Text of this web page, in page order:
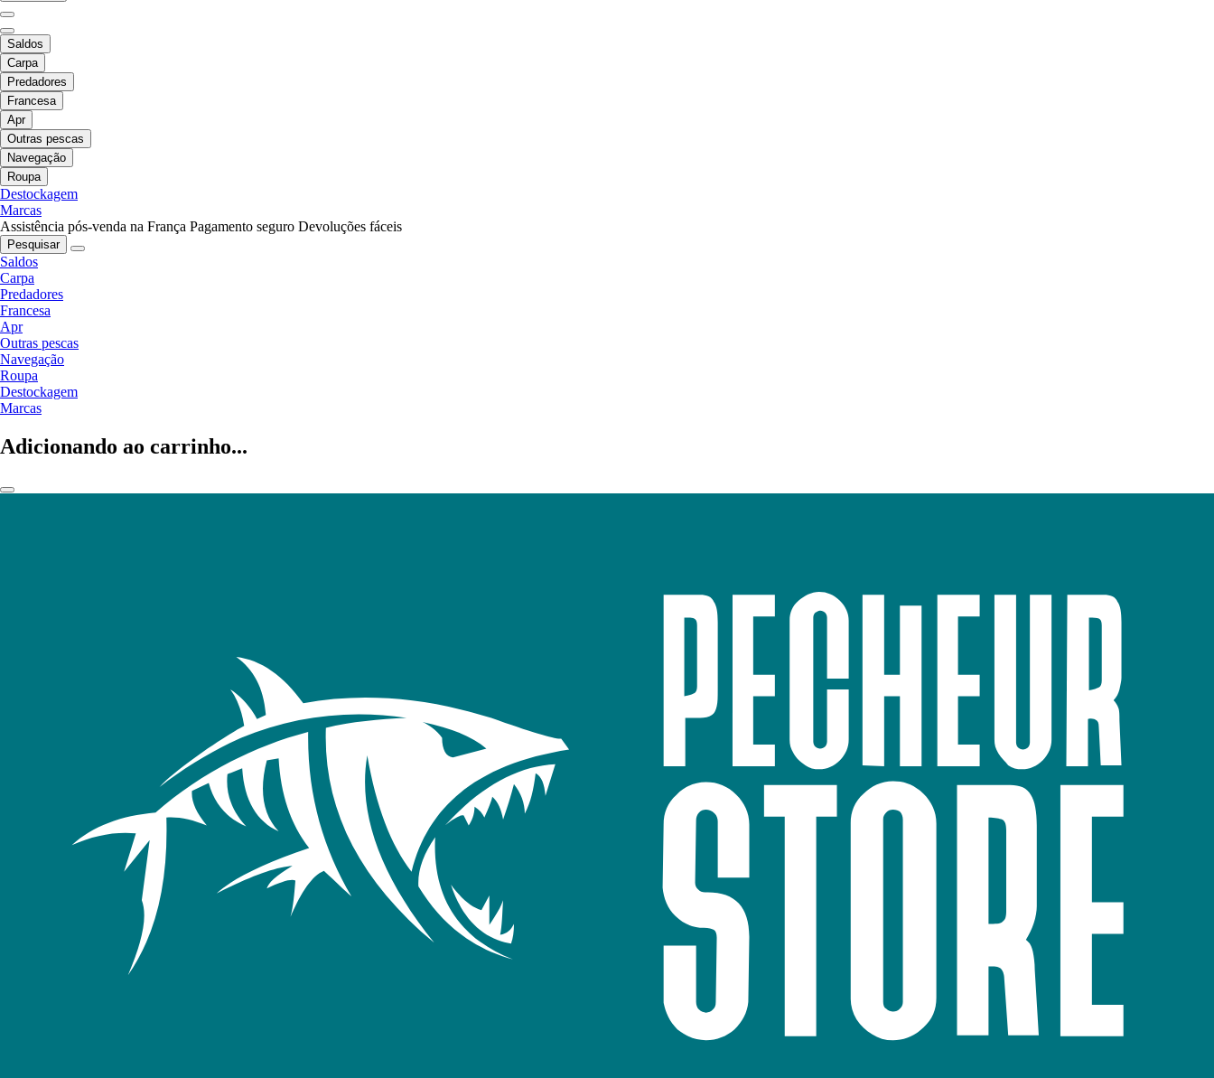
Saldos
Carpa
Predadores
Francesa
Apr
Outras pescas
Navegação
Roupa
Destockagem
Marcas
Assistência pós-venda na França Pagamento seguro Devoluções fáceis
Pesquisar
Saldos
Carpa
Predadores
Francesa
Apr
Outras pescas
Navegação
Roupa
Destockagem
Marcas
Adicionando ao carrinho...